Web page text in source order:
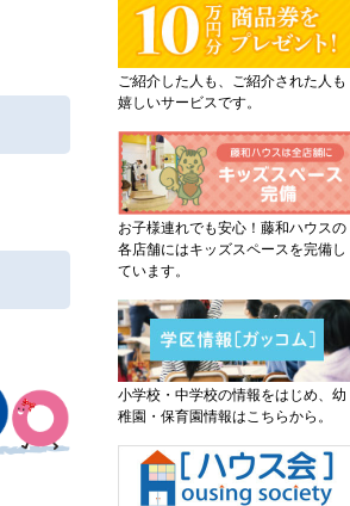
ご紹介した人も、ご紹介された人も
嬉しいサービスです。
お子様連れでも安心！藤和ハウスの
各店舗にはキッズスペースを完備し
ています。
小学校・中学校の情報をはじめ、幼
稚園・保育園情報はこちらから。